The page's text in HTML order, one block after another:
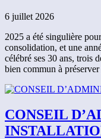
6 juillet 2026
2025 a été singulière
consolidation, et une
célébré ses 30 ans, trois
bien commun à
CONSEIL